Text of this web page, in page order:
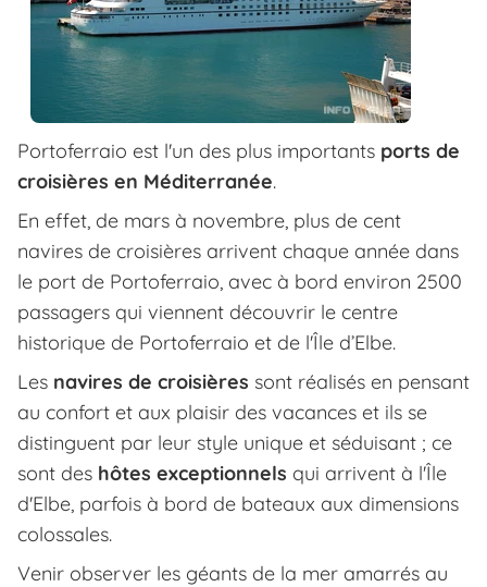
Portoferraio est l'un des plus importants ports de
croisières en Méditerranée.
En effet, de mars à novembre, plus de cent
navires de croisières arrivent chaque année dans
le port de Portoferraio, avec à bord environ 2500
passagers qui viennent découvrir le centre
historique de Portoferraio et de l'Île d’Elbe.
Les navires de croisières sont réalisés en pensant
au confort et aux plaisir des vacances et ils se
distinguent par leur style unique et séduisant ; ce
sont des hôtes exceptionnels qui arrivent à l'Île
d'Elbe, parfois à bord de bateaux aux dimensions
colossales.
Venir observer les géants de la mer amarrés au